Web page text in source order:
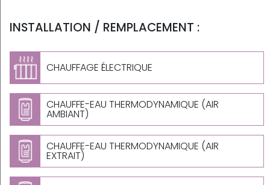
INSTALLATION / REMPLACEMENT :
CHAUFFAGE ÉLECTRIQUE
CHAUFFE-EAU THERMODYNAMIQUE (AIR
AMBIANT)
CHAUFFE-EAU THERMODYNAMIQUE (AIR
EXTRAIT)